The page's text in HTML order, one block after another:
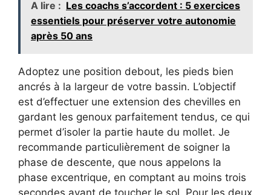
A lire : Les coachs s’accordent : 5 exercices
essentiels pour préserver votre autonomie
après 50 ans
Adoptez une position debout, les pieds bien
ancrés à la largeur de votre bassin. L’objectif
est d’effectuer une extension des chevilles en
gardant les genoux parfaitement tendus, ce qui
permet d’isoler la partie haute du mollet. Je
recommande particulièrement de soigner la
phase de descente, que nous appelons la
phase excentrique, en comptant au moins trois
secondes avant de toucher le sol. Pour les deux